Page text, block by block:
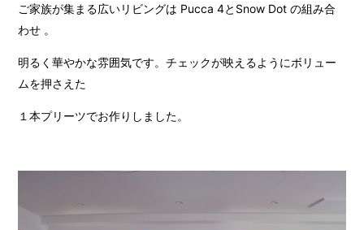
ご家族が集まる広いリビングは Pucca 4とSnow Dot の組み合
わせ 。
明るく華やかな雰囲気です。チェックが映えるようにボリュー
ムを押さえた
１本プリーツでお作りしました。